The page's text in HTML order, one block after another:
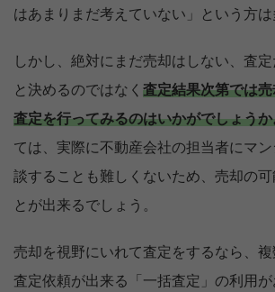
はあまりまだ考えていない」という方は
しかし、絶対にまだ売却はしない、査定
と決めるのではなく 査定結果次第では
査定を行ってみるのはいかがでしょうか
ては、実際に不動産会社の担当者にマ
談することも難しくないため、売却の可
とが出来るでしょう。
売却を視野にいれて査定をするなら、
査定依頼が出来る「一括査定」の利用が